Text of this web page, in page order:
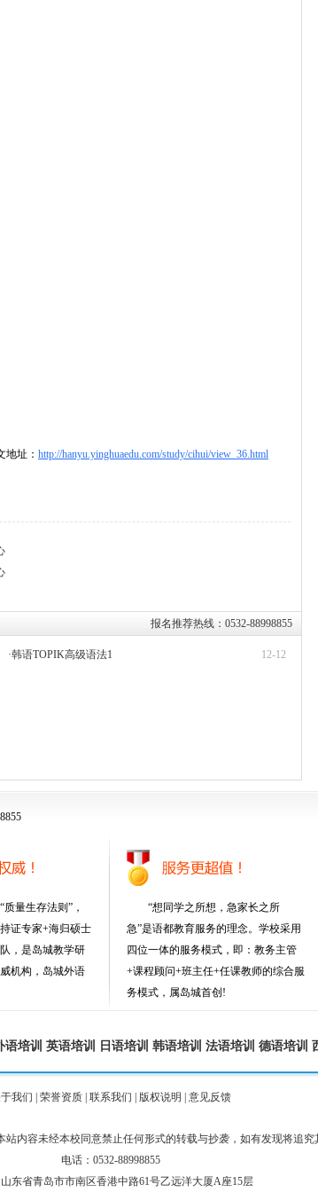
地址： http://hanyu.yinghuaedu.com/study/cihui/view_36.html
报名推荐热线：0532-88998855
·韩语TOPIK高级语法1 12-12
量生存法则”，
证专家+海归硕士
，是岛城教学研
机构，岛城外语
“想同学之所想，急家长之所
急”是语都教育服务的理念。学校采用
四位一体的服务模式，即：教务主管
+课程顾问+班主任+任课教师的综合服
务模式，属岛城首创!
语培训 英语培训 日语培训 韩语培训 法语培训 德语培训
我们 荣誉资质 联系我们 版权说明 意见反馈
内容未经本校同意禁止任何形式的转载与抄袭，如有发现将追究
电话：0532-88998855
东省青岛市市南区香港中路61号乙远洋大厦A座15层